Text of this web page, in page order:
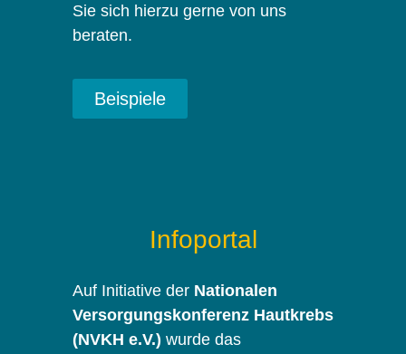
Sie sich hierzu gerne von uns
beraten.
Beispiele
Infoportal
Auf Initiative der Nationalen
Versorgungskonferenz Hautkrebs
(NVKH e.V.) wurde das